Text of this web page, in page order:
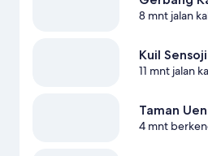
8 mnt jalan
Kuil Sensoji
11 mnt jalan
Taman
4 mnt